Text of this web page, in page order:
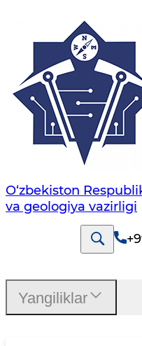
O‘zbekiston
va geologiya vazirligi
Yangiliklar